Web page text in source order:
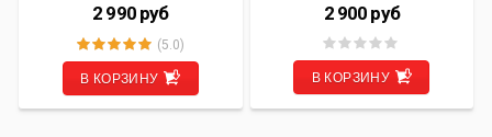
PORSCHE/ SEAT/
VOLKSWAGEN
2 990 руб
(5.0)
В КОРЗИНУ
(#100) для SKODA SUPERB /
VOLKSWAGEN CADDY (2004-
2008) / CARAVELLE / GOLF V /
JETTA V / MULTIVAN (T5) /
PASSAT B6 / PASSAT CC /
PHAETON / TOURAN /
TRANSPORTER
2 900 руб
В КОРЗИНУ